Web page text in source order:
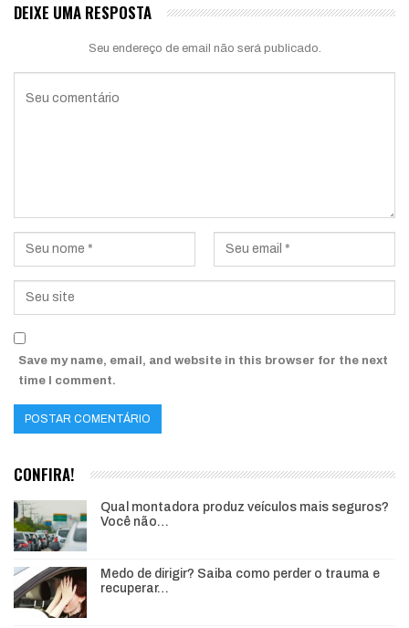
DEIXE UMA RESPOSTA
Seu endereço de email não será publicado.
Save my name, email, and website in this browser for the next
time I comment.
CONFIRA!
Qual montadora produz veículos mais seguros?
Você não…
Medo de dirigir? Saiba como perder o trauma e
recuperar…